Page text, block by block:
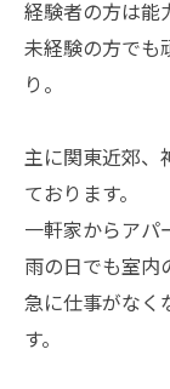
経験者の方は能
未経験の方でも
り。
主に関東近郊、
ております。
一軒家からアパ
雨の日でも室内
急に仕事がなく
す。